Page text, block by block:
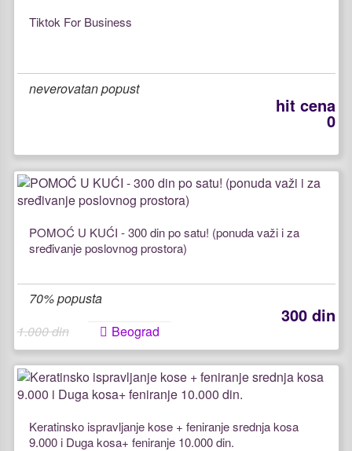
Tiktok For Business
neverovatan popust
hit cena
0
POMOĆ U KUĆI - 300 din po satu! (ponuda važi i za
sređivanje poslovnog prostora)
70% popusta
300 din
1.000 din Beograd
Keratinsko ispravljanje kose + feniranje srednja kosa
9.000 i Duga kosa+ feniranje 10.000 din.